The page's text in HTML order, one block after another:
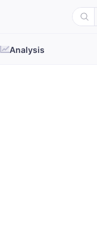
Analysis